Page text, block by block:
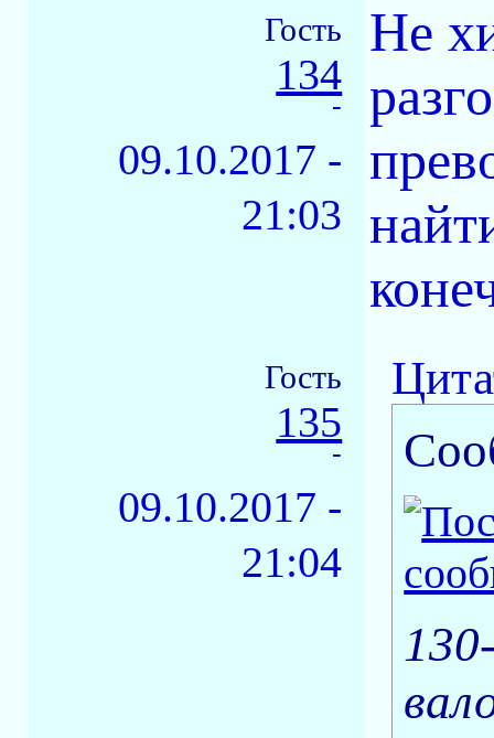
Гость
134
-
09.10.2017 -
21:03
Не
Гость
135
-
09.10.2017 -
21:04